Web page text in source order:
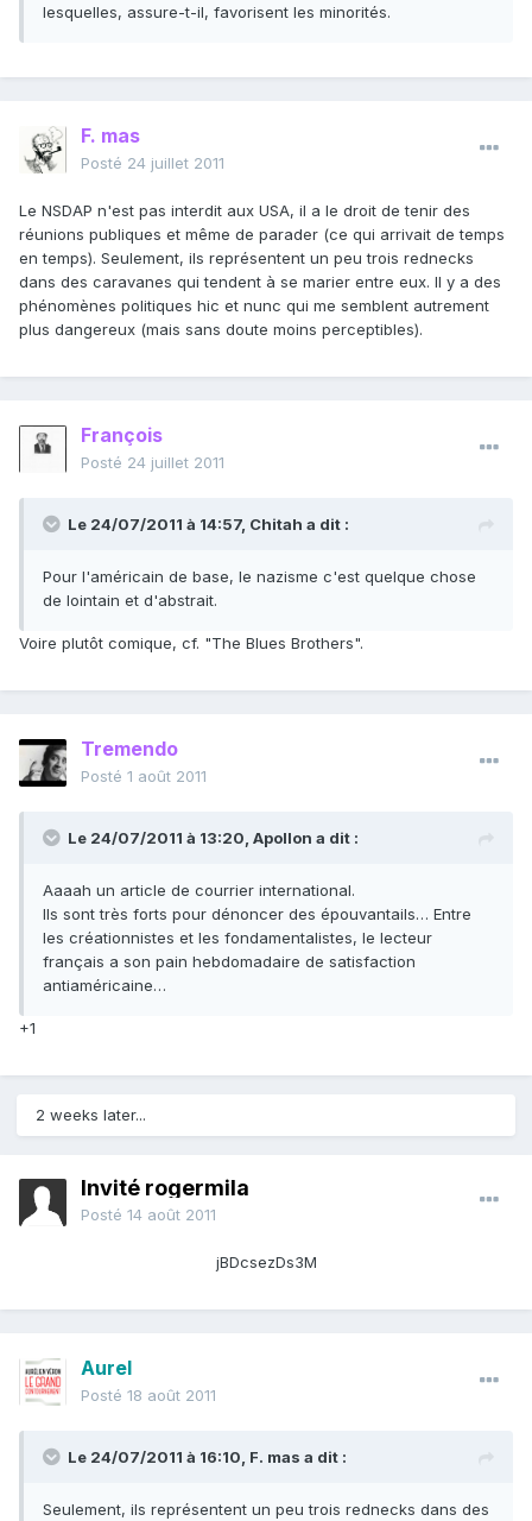
lesquelles, assure-t-il, favorisent les minorités.
F. mas
Posté 24 juillet 2011
Le NSDAP n'est pas interdit aux USA, il a le droit de tenir des
réunions publiques et même de parader (ce qui arrivait de temps
en temps). Seulement, ils représentent un peu trois rednecks
dans des caravanes qui tendent à se marier entre eux. Il y a des
phénomènes politiques hic et nunc qui me semblent autrement
plus dangereux (mais sans doute moins perceptibles).
François
Posté 24 juillet 2011
Le 24/07/2011 à 14:57, Chitah a dit :
Pour l'américain de base, le nazisme c'est quelque chose
de lointain et d'abstrait.
Voire plutôt comique, cf. "The Blues Brothers".
Tremendo
Posté 1 août 2011
Le 24/07/2011 à 13:20, Apollon a dit :
Aaaah un article de courrier international.
Ils sont très forts pour dénoncer des épouvantails… Entre
les créationnistes et les fondamentalistes, le lecteur
français a son pain hebdomadaire de satisfaction
antiaméricaine…
+1
2 weeks later...
Invité rogermila
Posté 14 août 2011
jBDcsezDs3M
Aurel
Posté 18 août 2011
Le 24/07/2011 à 16:10, F. mas a dit :
Seulement, ils représentent un peu trois rednecks dans des